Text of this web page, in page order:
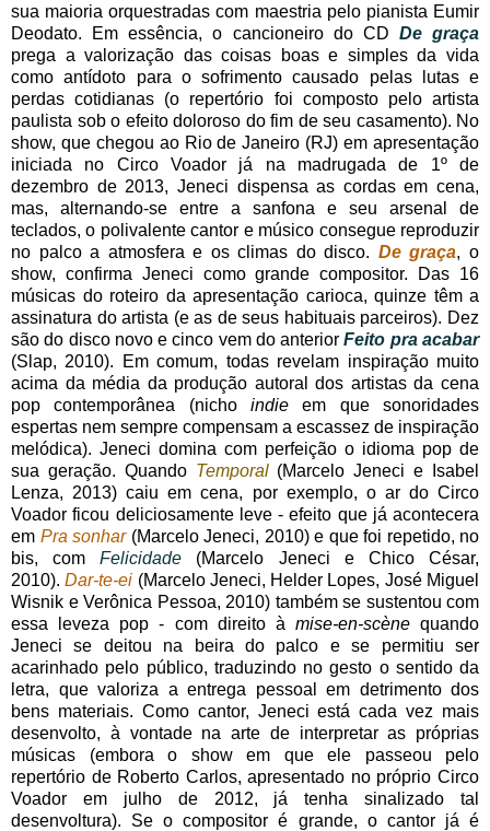
sua maioria orquestradas com maestria pelo pianista Eumir
Deodato. Em essência, o cancioneiro do CD De graça
prega a valorização das coisas boas e simples da vida
como antídoto para o sofrimento causado pelas lutas e
perdas cotidianas (o repertório foi composto pelo artista
paulista sob o efeito doloroso do fim de seu casamento). No
show, que chegou ao Rio de Janeiro (RJ) em apresentação
iniciada no Circo Voador já na madrugada de 1º de
dezembro de 2013, Jeneci dispensa as cordas em cena,
mas, alternando-se entre a sanfona e seu arsenal de
teclados, o polivalente cantor e músico consegue reproduzir
no palco a atmosfera e os climas do disco. De graça, o
show, confirma Jeneci como grande compositor. Das 16
músicas do roteiro da apresentação carioca, quinze têm a
assinatura do artista (e as de seus habituais parceiros). Dez
são do disco novo e cinco vem do anteriorFeito pra acabar
(Slap, 2010). Em comum, todas revelam inspiração muito
acima da média da produção autoral dos artistas da cena
pop contemporânea (nicho indie em que sonoridades
espertas nem sempre compensam a escassez de inspiração
melódica). Jeneci domina com perfeição o idioma pop de
sua geração. Quando Temporal(Marcelo Jeneci e Isabel
Lenza, 2013) caiu em cena, por exemplo, o ar do Circo
Voador ficou deliciosamente leve - efeito que já acontecera
em Pra sonhar(Marcelo Jeneci, 2010) e que foi repetido, no
bis, comFelicidade (Marcelo Jeneci e Chico César,
2010).Dar-te-ei (Marcelo Jeneci, Helder Lopes, José Miguel
Wisnik e Verônica Pessoa, 2010) também se sustentou com
essa leveza pop - com direito à mise-en-scènequando
Jeneci se deitou na beira do palco e se permitiu ser
acarinhado pelo público, traduzindo no gesto o sentido da
letra, que valoriza a entrega pessoal em detrimento dos
bens materiais. Como cantor, Jeneci está cada vez mais
desenvolto, à vontade na arte de interpretar as próprias
músicas (embora o show em que ele passeou pelo
repertório de Roberto Carlos, apresentado no próprio Circo
Voador em julho de 2012, já tenha sinalizado tal
desenvoltura). Se o compositor é grande, o cantor já é